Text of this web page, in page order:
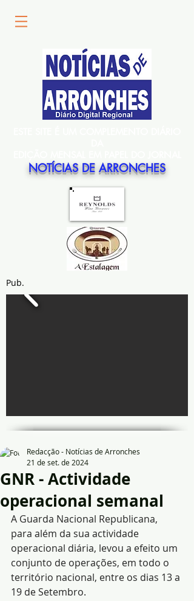
NOTÍCIAS DE ARRONCHES
Pub.
GNR - Actividade
operacional semanal
Redacção - Notícias de Arronches
21 de set. de 2024
A Guarda Nacional Republicana,
para além da sua actividade
operacional diária, levou a efeito um
conjunto de operações, em todo o
território nacional, entre os dias 13 a
19 de Setembro.